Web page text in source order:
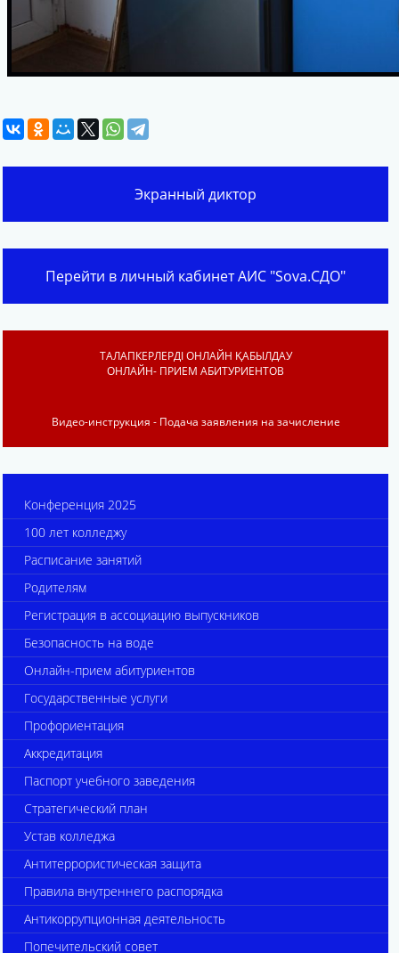
Экранный диктор
Перейти в личный кабинет АИС "Sova.СДО"
ТАЛАПКЕРЛЕРДІ ОНЛАЙН ҚАБЫЛДАУ
ОНЛАЙН- ПРИЕМ АБИТУРИЕНТОВ
Видео-инструкция - Подача заявления на зачисление
Конференция 2025
100 лет колледжу
Расписание занятий
Родителям
Регистрация в ассоциацию выпускников
Безопасность на воде
Онлайн-прием абитуриентов
Государственные услуги
Профориентация
Аккредитация
Паспорт учебного заведения
Стратегический план
Устав колледжа
Антитеррористическая защита
Правила внутреннего распорядка
Антикоррупционная деятельность
Попечительский совет